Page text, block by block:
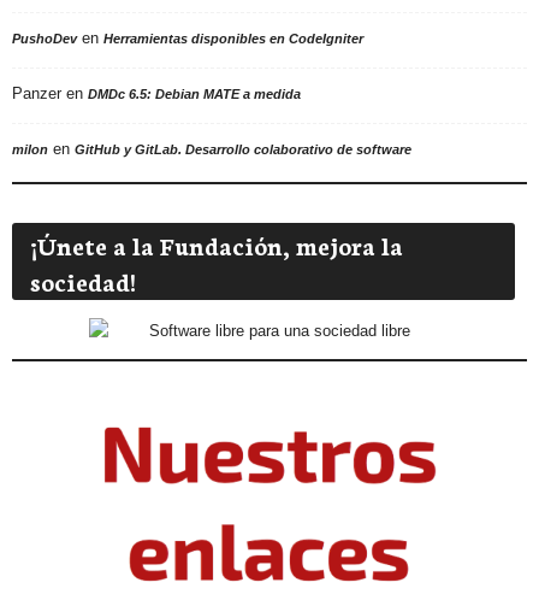
PushoDeven Herramientas disponibles en CodeIgniter
Panzer en DMDc 6.5: Debian MATE a medida
milon en GitHub y GitLab. Desarrollo colaborativo de software
¡Únete a la Fundación, mejora la
sociedad!